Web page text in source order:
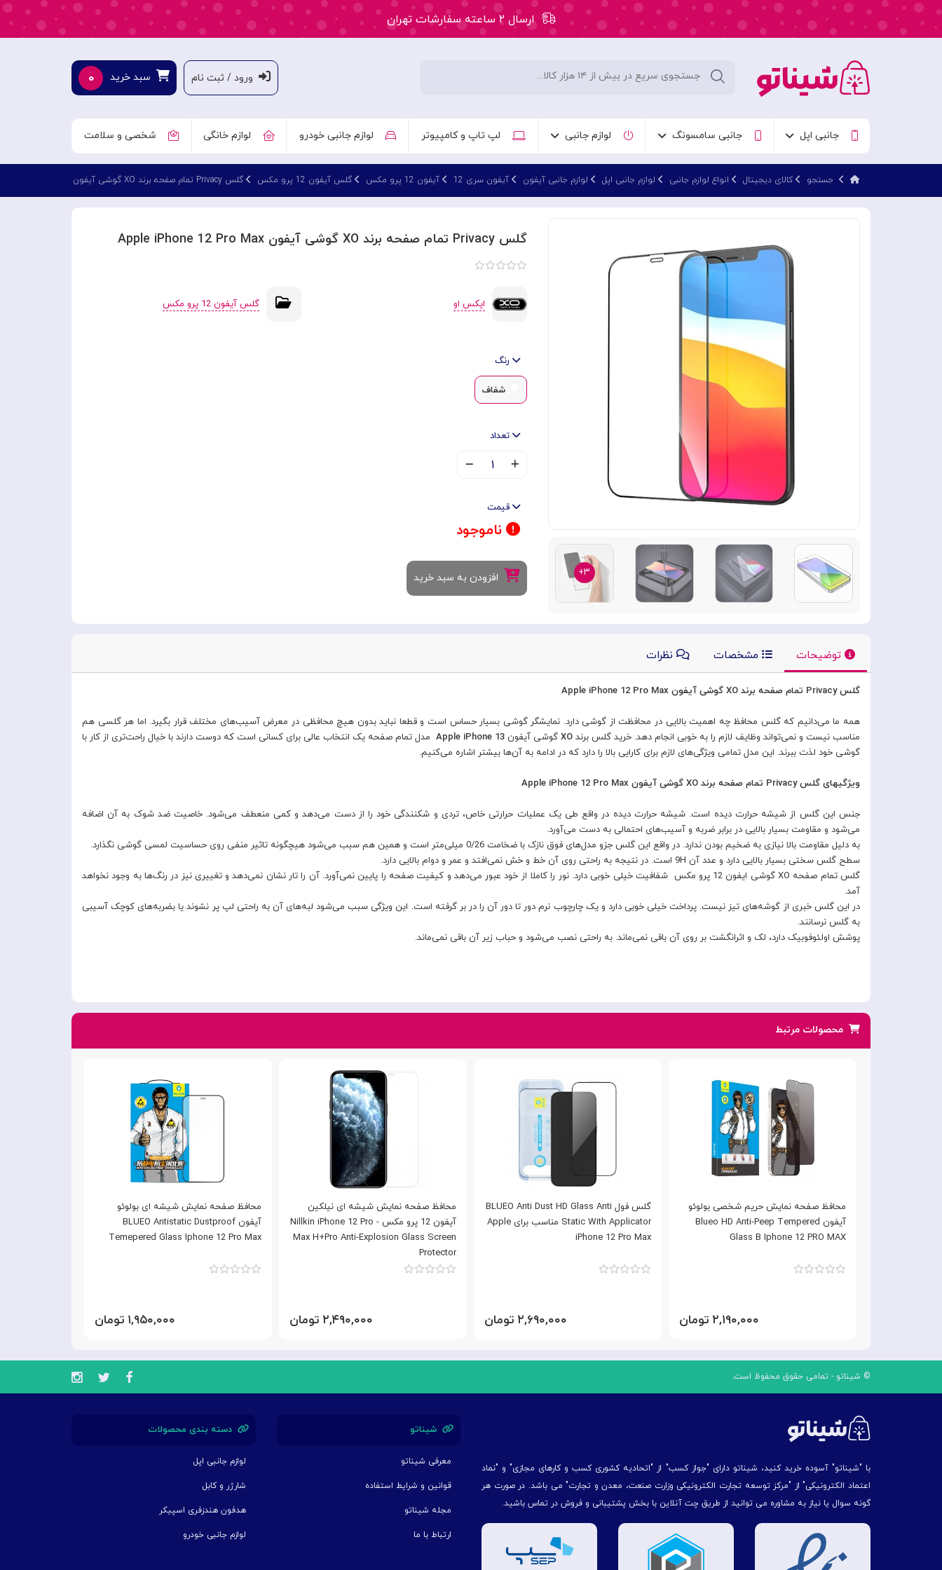
ارسال ۲ ساعته سفارشات تهران
ورود / ثبت نام سبد خرید ۰
جانبی اپل جانبی سامسونگ لوازم جانبی لپ تاپ و کامپیوتر لوازم جانبی خودرو لوازم خانگی شخصی و سلامت
جستجو کالای دیجیتال انواع لوازم جانبی لوازم جانبی اپل لوازم جانبی آیفون آیفون سری 12 آیفون 12 پرو مکس گلس آیفون 12 پرو مکس گلس Privacy تمام صفحه برند XO گوشی آیفون Apple iPhone 12 Pro Max
۳+
گلس Privacy تمام صفحه برند XO گوشی آیفون Apple iPhone 12 Pro Max
ایکس او گلس آیفون 12 پرو مکس
رنگ
شفاف
تعداد
۱
قیمت
ناموجود
افزودن به سبد خرید
توضیحات مشخصات نظرات
گلس Privacy تمام صفحه برند XO گوشی آیفون Apple iPhone 12 Pro Max
همه ما می‌دانیم که گلس محافظ چه اهمیت بالایی در محافظت از گوشی دارد. نمایشگر گوشی بسیار حساس است و قطعا نباید بدون هیچ محافظی در معرض آسیب‌های مختلف قرار بگیرد. اما هر گلسی هم
مناسب نیست و نمی‌تواند وظایف لازم را به خوبی انجام دهد. خرید گلس برند XO گوشی آیفون Apple iPhone 13 مدل تمام صفحه یک انتخاب عالی برای کسانی است که دوست دارند با خیال راحت‌تری از کار با
گوشی خود لذت ببرند. این مدل تمامی ویژگی‌های لازم برای کارایی بالا را دارد که در ادامه به آن‌ها بیشتر اشاره می‌کنیم.
ویژگیهای گلس Privacy تمام صفحه برند XO گوشی آیفون Apple iPhone 12 Pro Max
جنس این گلس از شیشه حرارت دیده است. شیشه حرارت دیده در واقع طی یک عملیات حرارتی خاص، تردی و شکنندگی خود را از دست می‌دهد و کمی منعطف می‌شود. خاصیت ضد شوک به آن اضافه
می‌شود و مقاومت بسیار بالایی در برابر ضربه و آسیب‌های احتمالی به دست می‌آورد.
به دلیل مقاومت بالا نیازی به ضخیم بودن ندارد. در واقع این گلس جزو مدل‌های فوق نازک با ضخامت 0/26 میلی‌متر است و همین هم سبب می‌شود هیچگونه تاثیر منفی روی حساسیت لمسی گوشی نگذارد.
سطح گلس سختی بسیار بالایی دارد و عدد آن 9H است. در نتیجه به راحتی روی آن خط و خش نمی‌افتد و عمر و دوام بالایی دارد.
گلس تمام صفحه XO گوشی ایفون 12 پرو مکس شفافیت خیلی خوبی دارد. نور را کاملا از خود عبور می‌دهد و کیفیت صفحه را پایین نمی‌آورد. آن را تار نشان نمی‌دهد و تغییری نیز در رنگ‌ها به وجود نخواهد
آمد.
در این گلس خبری از گوشه‌های تیز نیست. پرداخت خیلی خوبی دارد و یک چارچوب نرم دور تا دور آن را در بر گرفته است. این ویژگی سبب می‌شود لبه‌های آن به راحتی لپ پر نشوند یا بضربه‌های کوچک آسیبی
به گلس نرسانند.
پوشش اولئوفوبیک دارد، لک و اثرانگشت بر روی آن باقی نمی‌ماند. به راحتی نصب می‌شود و حباب زیر آن باقی نمی‌ماند.
محصولات مرتبط
محافظ صفحه نمایش شیشه ای بولوئو
آیفون BLUEO Antistatic Dustproof
Temepered Glass Iphone 12 Pro Max
۱,۹۵۰,۰۰۰ تومان
محافظ صفحه نمایش شیشه ای نیلکین
آیفون 12 پرو مکس - Nillkin iPhone 12 Pro
Max H+Pro Anti-Explosion Glass Screen
Protector
۲,۴۹۰,۰۰۰ تومان
گلس فول BLUEO Anti Dust HD Glass Anti
Static With Applicator مناسب برای Apple
iPhone 12 Pro Max
۲,۶۹۰,۰۰۰ تومان
محافظ صفحه نمایش حریم شخصی بولوئو
آیفون Blueo HD Anti-Peep Tempered
Glass B Iphone 12 PRO MAX
۲,۱۹۰,۰۰۰ تومان
© شیناتو - تمامی حقوق محفوظ است.
با "شیناتو" آسوده خرید کنید، شیناتو دارای "جواز کسب" از "اتحادیه کشوری کسب و کارهای مجازی" و "نماد
اعتماد الکترونیکی" از "مركز توسعه تجارت الكترونیكی وزارت صنعت، معدن و تجارت" می باشد. در صورت هر
گونه سوال یا نیاز به مشاوره می توانید از طریق چت آنلاین با بخش پشتیبانی و فروش در تماس باشید.
شیناتو
معرفی شیناتو
قوانین و شرایط استفاده
مجله شیناتو
ارتباط با ما
دسته بندی محصولات
لوازم جانبی اپل
شارژر و کابل
هدفون هندزفری اسپیکر
لوازم جانبی خودرو